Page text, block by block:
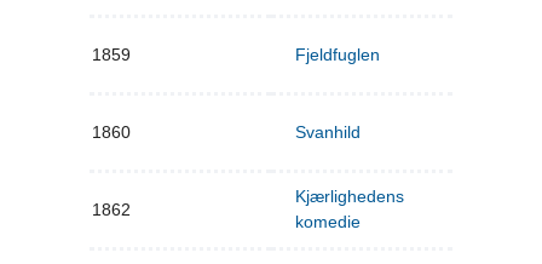
1859 Fjeldfuglen
1860 Svanhild
1862
Kjærlighedens
komedie